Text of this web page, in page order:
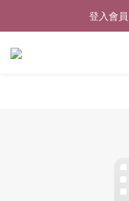
🎉新北淡水
登入會
🎉新北淡水